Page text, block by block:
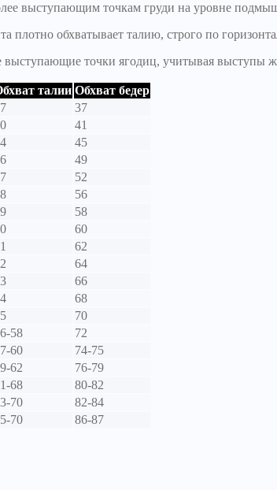
выступающим точкам груди на уровне
плотно обхватывает талию, строго по
точки ягодиц, учитывая выступы
талии Обхват бедер
37
41
45
49
52
56
58
60
62
64
66
68
70
58
72
60
74-75
62
76-79
68
80-82
70
82-84
70 86-87